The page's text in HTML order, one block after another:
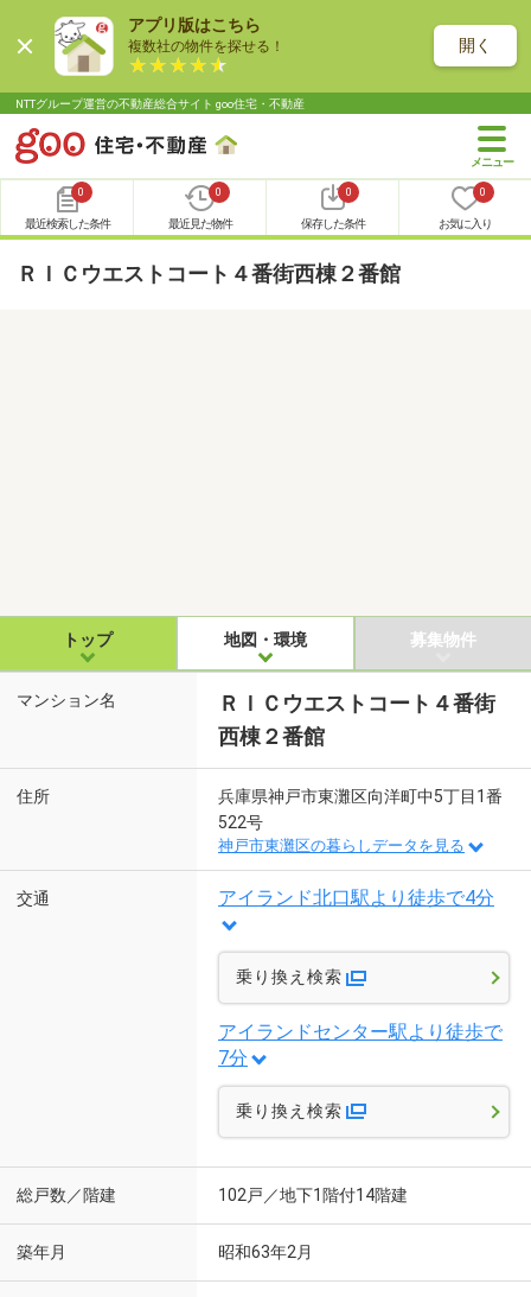
アプリ版はこちら
複数社の物件を探せる！ 開く
NTTグループ運営の不動産総合サイト goo住宅・不動産
0
最近検索した条件
0
最近見た物件
0
保存した条件
0
お気に入り
ＲＩＣウエストコート４番街西棟２番館
トップ 地図・環境 募集物件
マンション名
ＲＩＣウエストコート４番街
西棟２番館
住所
兵庫県神戸市東灘区向洋町中5丁目1番
522号
神戸市東灘区の暮らしデータを見る
交通 アイランド北口駅より徒歩で4分
乗り換え検索
アイランドセンター駅より徒歩で
7分
乗り換え検索
総戸数／階建 102戸／地下1階付14階建
築年月 昭和63年2月